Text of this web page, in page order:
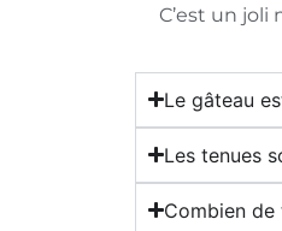
C’est un
Le gâteau
Les tenues
Combien de